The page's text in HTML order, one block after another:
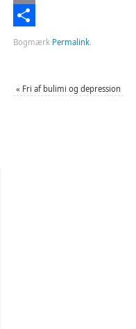
Email
Del
Bogmærk Permalink.
« Fri af bulimi og depression